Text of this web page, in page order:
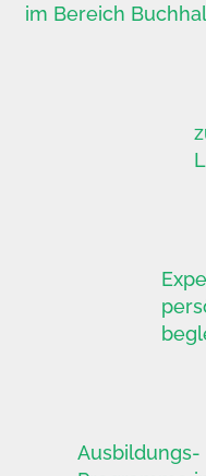
im Bereich
Ausbildungs-